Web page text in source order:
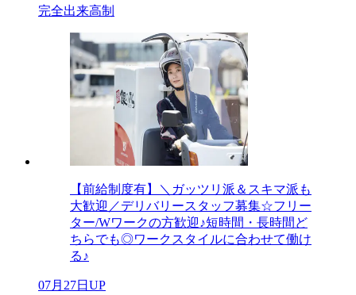
完全出来高制
【前給制度有】＼ガッツリ派＆スキマ派も
大歓迎／デリバリースタッフ募集☆フリー
ター/Wワークの方歓迎♪短時間・長時間ど
ちらでも◎ワークスタイルに合わせて働け
る♪
07月27日UP